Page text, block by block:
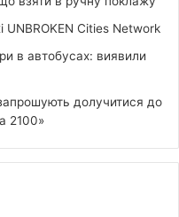
Cities Network
в автобусах: виявили
долучитися до
2100»